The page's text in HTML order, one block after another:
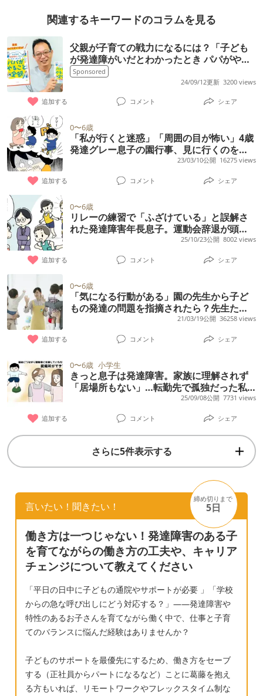
子でも入園できるような園だと思いここを選
びました。 発達障害のあるお子さんの幼稚園
での生活、対応はみなさんどうしてるのか知
りたいので教えてください。 今月末に幼稚園
側とこれからのことについて話し合いを持つ
予定です。(私の要望としては通う日数と時間
を増やしてもらいたいと伝える予定です。)
文章がわかりずらくて長々とすみません。 ア
ドバイスお願いします。
ヨコミネ式で逆立ち歩きやらをやらなければ
いけないところなのでまったくついていけま
せん。それでも先生方はすごく可愛がってく
れ、加配制度がないにも関わらずとてもよく
面倒をみてくれて、園長の方針もとてもよい
ため通っているという状況です。息子本人は
ニコニコしているのでストレスになっている
のかどうかもわかりませんが。。 前置きが長
くなりました。 この子のために仕事をやめて
加配つきの公立の幼稚園に行こうかと思って
います。自宅近くのところはひと学年20人弱
と少ないため（今いるところはマンモス園で
全学年合わせると300人近くいます）落ち着
いて過ごせるのかなと思います。 あと1年で
すが、仕事を辞めてまで転園することに意味
があるのかなと考えています。 転園された
方、後悔はありませんでしたか？
百も承知なのですが、この先の将来不安しか
ありません。 同じような経験をされた方はい
らっしゃいますか？また、10代の頃（もしく
は大人）にはどのように成長されたか教えて
欲しいです。
日の個別療育は２歳になって、すぐ通い始め
て半年過ぎました。そのときは開園したばか
りだったのですが、半年たたずに管理者含め
て、先生達全員が辞めました。 そこで新しい
先生達に総入れ替えになったのですがまた、
新しい管理者が1か月で辞めました。 こども
は先生がくるくる変わるので戸惑っています
がやや楽しくは通ってるようには見えます。
こどものできる事は増えてきてますが信用出
来ません。 土曜日の療育は大手チェーンの有
名な療育です。 もう辞めて、訪問看護で
OT、PTにお願いするか悩んでます（ここは保
育所等支援訪問もしていて、小学校でも保育
所等支援訪問してくれます）。 ちなみに、平
日に通ってる療育先は土曜日やってません
（そこは放デイもやってるので長く続けたい
とは思ってます。） どう思いますか？ １、こ
どもが伸びてるなら、個別療育をこのまま続
ける。 ２、訪問看護をお願いする。 ３、いっ
その事、個別療育も訪問看護も辞めて、習い
関連するキーワードのコラムを見る
父親が子育ての戦力になるには？「子ども
が発達障がいだとわかったとき パパがやる
こと全部」【著者インタビュー】
Sponsored
24/09/12更新 3200 views
追加する コメント シェア
0〜6歳
「私が行くと迷惑」「周囲の目が怖い」4歳
発達グレー息子の園行事、見に行くのをあ
きらめた母の後悔【専門家アドバイスも】
23/03/10公開 16275 views
追加する コメント シェア
0〜6歳
リレーの練習で「ふざけている」と誤解さ
れた発達障害年長息子。運動会辞退が頭を
よぎったけれど…【読者体験談】
25/10/23公開 8002 views
追加する コメント シェア
0〜6歳
「気になる行動がある」園の先生から子ど
もの発達の問題を指摘されたら？先生たち
21/03/19公開 36258 views
追加する コメント シェア
0〜6歳 小学生
きっと息子は発達障害。家族に理解されず
「居場所もない」…転勤先で孤独だった私
25/09/08公開 7731 views
追加する コメント シェア
さらに5件表示する
言いたい！聞きたい！
締め切りまで
5日
働き方は一つじゃない！発達障害のある子
を育てながらの働き方の工夫や、キャリア
チェンジについて教えてください
「平日の日中に子どもの通院やサポートが必要 」「学校
からの急な呼び出しにどう対応する？」——発達障害や
特性のあるお子さんを育てながら働く中で、仕事と子育
てのバランスに悩んだ経験はありませんか？
子どものサポートを最優先にするため、働き方をセーブ
する（正社員からパートになるなど）ことに葛藤を抱え
る方もいれば、リモートワークやフレックスタイム制な